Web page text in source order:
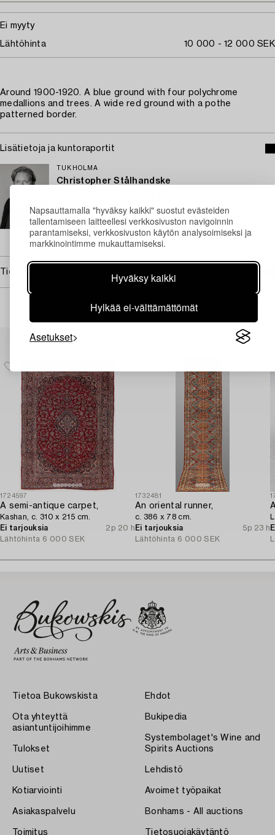
Napsauttamalla "hyväksy kaikki" suostut evästeiden
tallentamiseen laitteellesi verkkosivuston navigoinnin
parantamiseksi, verkkosivuston käytön analysoimiseksi ja
markkinointimme mukauttamiseksi.
Hyväksy kaikki
Hylkää ei-välttämättömät
Asetukset
Ei myyty
Lähtöhinta 10 000 - 12 000 SEK
Around 1900-1920. A blue ground with four polychrome
medallions and trees. A wide red ground with a pothe
patterned border.
Lisätietoja ja kuntoraportit
TUKHOLMA
Christopher Stålhandske
+46 (0)708 19 12 58
Sähköposti
→ Kysyttyjä esineitä
Tietoa ostamisesta
Muiden katsomia kohteita
1724597
A semi-antique carpet,
Kashan, c. 310 x 215 cm.
Ei tarjouksia
2p 20 h
Lähtöhinta 6 000 SEK
1732481
An oriental runner,
c. 386 x 78 cm.
Ei tarjouksia
5p 23 h
Lähtöhinta 6 000 SEK
Tietoa Bukowskista
Ota yhteyttä
asiantuntijoihimme
Tulokset
Uutiset
Kotiarviointi
Asiakaspalvelu
Toimitus
Ehdot
Bukipedia
Systembolaget's Wine and
Spirits Auctions
Lehdistö
Avoimet työpaikat
Bonhams - All auctions
Tietosuojakäytäntö